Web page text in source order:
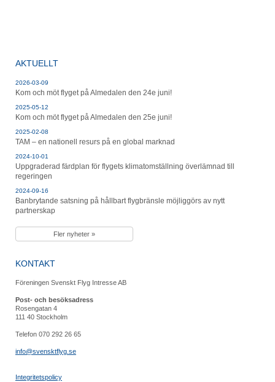
AKTUELLT
2026-03-09
Kom och möt flyget på Almedalen den 24e juni!
2025-05-12
Kom och möt flyget på Almedalen den 25e juni!
2025-02-08
TAM – en nationell resurs på en global marknad
2024-10-01
Uppgraderad färdplan för flygets klimatomställning överlämnad till
regeringen
2024-09-16
Banbrytande satsning på hållbart flygbränsle möjliggörs av nytt
partnerskap
Fler nyheter »
KONTAKT
Föreningen Svenskt Flyg Intresse AB
Post- och besöksadress
Rosengatan 4
111 40 Stockholm
Telefon 070 292 26 65
info@svensktflyg.se
Integritetspolicy